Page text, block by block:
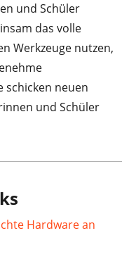
und Schüler
das volle
Werkzeuge nutzen,
schicken neuen
und Schüler
Hardware an